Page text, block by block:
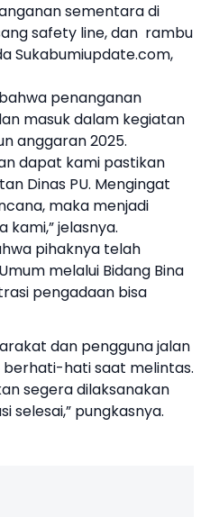
sementara di
safety line, dan rambu
Sukabumiupdate.com,
penanganan
masuk dalam kegiatan
anggaran 2025.
dapat kami pastikan
Dinas PU. Mengingat
maka menjadi
jelasnya.
pihaknya telah
melalui Bidang Bina
pengadaan bisa
dan pengguna jalan
hati saat melintas.
segera dilaksanakan
selesai,” pungkasnya.